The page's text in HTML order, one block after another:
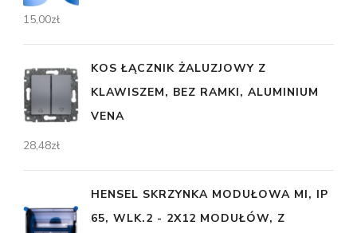
15,00zł
KOS ŁĄCZNIK ŻALUZJOWY Z
KLAWISZEM, BEZ RAMKI, ALUMINIUM
VENA
28,48zł
HENSEL SKRZYNKA MODUŁOWA MI, IP
65, WLK.2 - 2X12 MODUŁÓW, Z